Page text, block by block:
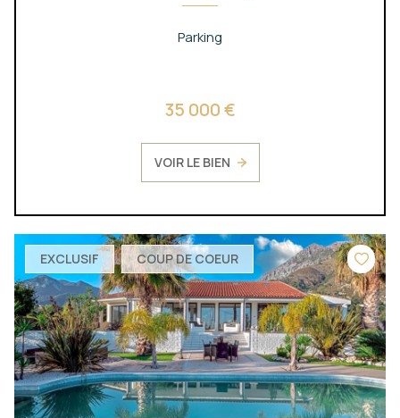
Parking
35 000 €
VOIR LE BIEN
EXCLUSIF COUP DE COEUR